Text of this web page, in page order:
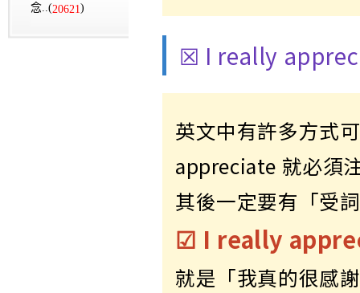
念..(20621)
☒ I really
英文中有許多方式
appreciate 就必須
其後一定要有「受
☑ I really
就是「我真的很感